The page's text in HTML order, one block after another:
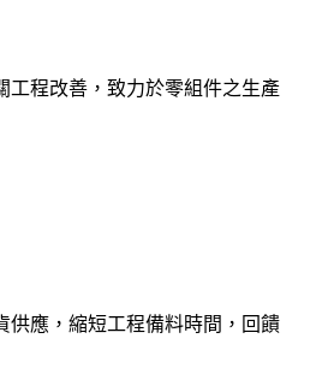
工程改善，致力於零組件之生產
供應，縮短工程備料時間，回饋